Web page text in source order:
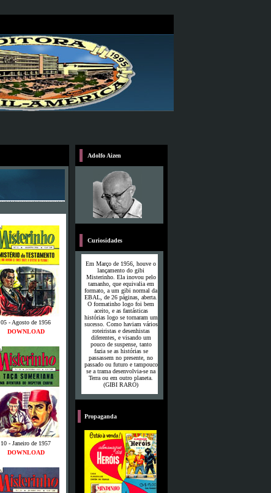
05 - Agosto de 1956
DOWNLOAD
10 - Janeiro de 1957
DOWNLOAD
Adolfo Aizen
Curiosidades
Em Março de 1956, houve o
lançamento do gibi
Misterinho. Ela inovou pelo
tamanho, que equivalia em
formato, a um gibi normal da
EBAL, de 26 páginas, aberta.
O formatinho logo foi bem
aceito, e as fantásticas
histórias logo se tornaram um
sucesso. Como haviam vários
roteiristas e desenhistas
diferentes, e visando um
pouco de suspense, tanto
fazia se as histórias se
passassem no presente, no
passado ou futuro e tampouco
se a trama desenvolvia-se na
Terra ou em outro planeta.
(GIBI RARO)
Propaganda